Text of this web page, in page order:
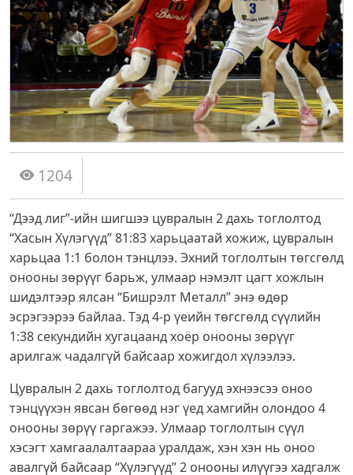
1204
“Дээд лиг”-ийн шигшээ цувралын 2 дахь тоглолтод
“Хасын Хүлэгүүд” 81:83 харьцаатай хожиж, цувралын
харьцаа 1:1 болон тэнцлээ. Эхний тоглолтын төгсгөлд
онооны зөрүүг барьж, улмаар нэмэлт цагт хожлын
шидэлтээр ялсан “Бишрэлт Металл” энэ өдөр
эсрэгээрээ байлаа. Тэд 4-р үеийн төгсгөлд сүүлийн
1:38 секундийн хугацаанд хоёр онооны зөрүүг
арилгаж чадалгүй байсаар хожигдол хүлээлээ.
Цувралын 2 дахь тоглолтод багууд эхнээсээ оноо
тэнцүүхэн явсан бөгөөд нэг үед хамгийн олондоо 4
онооны зөрүү гаргажээ. Улмаар тоглолтын сүүл
хэсэгт хамгаалалтаараа уралдаж, хэн хэн нь оноо
авалгүй байсаар “Хүлэгүүд” 2 онооны илүүгээ хадгалж